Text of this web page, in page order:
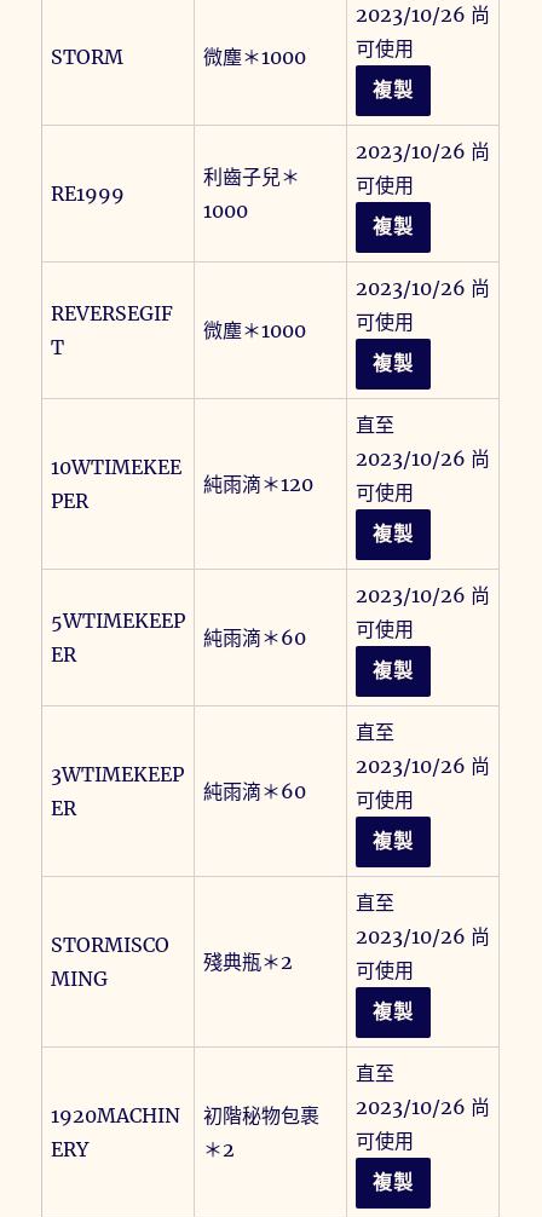
STORM 微塵＊1000
2023/10/26 尚
可使用
複製
RE1999
利齒子兒＊
1000
2023/10/26 尚
可使用
複製
REVERSEGIF
T
微塵＊1000
2023/10/26 尚
可使用
複製
10WTIMEKEE
PER
純雨滴＊120
直至
2023/10/26 尚
可使用
複製
5WTIMEKEEP
ER
純雨滴＊60
2023/10/26 尚
可使用
複製
3WTIMEKEEP
ER
純雨滴＊60
直至
2023/10/26 尚
可使用
複製
STORMISCO
MING
殘典瓶＊2
直至
2023/10/26 尚
可使用
複製
1920MACHIN
ERY
初階秘物包裹
＊2
直至
2023/10/26 尚
可使用
複製